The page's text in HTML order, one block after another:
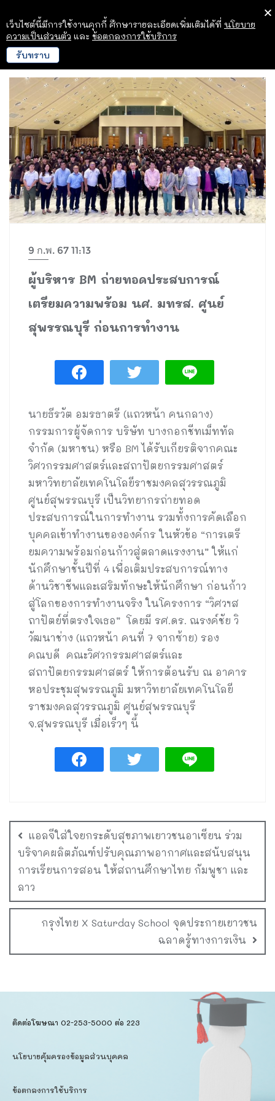
9 ก.พ. 67 11:13
ผู้บริหาร BM ถ่ายทอดประสบการณ์
เตรียมความพร้อม นศ. มทรส. ศูนย์
สุพรรณบุรี ก่อนการทำงาน
นายธีรวัต อมรธาตรี (แถวหน้า คนกลาง)
กรรมการผู้จัดการ บริษัท บางกอกชีทเม็ททัล
จำกัด (มหาชน) หรือ BM ได้รับเกียรติจากคณะ
วิศวกรรมศาสตร์และสถาปัตยกรรมศาสตร์
มหาวิทยาลัยเทคโนโลยีราชมงคลสุวรรณภูมิ
ศูนย์สุพรรณบุรี เป็นวิทยากรถ่ายทอด
ประสบการณ์ในการทำงาน รวมทั้งการคัดเลือก
บุคคลเข้าทำงานขององค์กร ในหัวข้อ “การเตรี
ยมความพร้อมก่อนก้าวสู่ตลาดแรงงาน” ให้แก่
นักศึกษาชั้นปีที่ 4 เพื่อเติมประสบการณ์ทาง
ด้านวิชาชีพและเสริมทักษะให้นักศึกษา ก่อนก้าว
สู่โลกของการทำงานจริง ในโครงการ “วิศวฯส
ถาปัตย์ที่ตรงใจเธอ” โดยมี รศ.ดร. ณรงค์ชัย วิ
วัฒนาช่าง (แถวหน้า คนที่ 7 จากซ้าย) รอง
คณบดี คณะวิศวกรรมศาสตร์และ
สถาปัตยกรรมศาสตร์ ให้การต้อนรับ ณ อาคาร
หอประชุมสุพรรณภูมิ มหาวิทยาลัยเทคโนโลยี
ราชมงคลสุวรรณภูมิ ศูนย์สุพรรณบุรี
จ.สุพรรณบุรี เมื่อเร็วๆ นี้
แอลจีใส่ใจยกระดับสุขภาพเยาวชนอาเซียน ร่วม
บริจาคผลิตภัณฑ์ปรับคุณภาพอากาศและสนับสนุน
การเรียนการสอน ให้สถานศึกษาไทย กัมพูชา และ
ลาว
กรุงไทย X Saturday School จุดประกายเยาวชน
ฉลาดรู้ทางการเงิน
ติดต่อโฆษณา 02-253-5000​ ต่อ 223
นโยบายคุ้มครองข้อมูลส่วนบุคคล​
ข้อตกลงการใช้บริการ
เว็บไซต์นี้มีการใช้งานคุกกี้ ศึกษารายละเอียดเพิ่มเติมได้ที่ นโยบาย
ความเป็นส่วนตัว และ ข้อตกลงการใช้บริการ
รับทราบ